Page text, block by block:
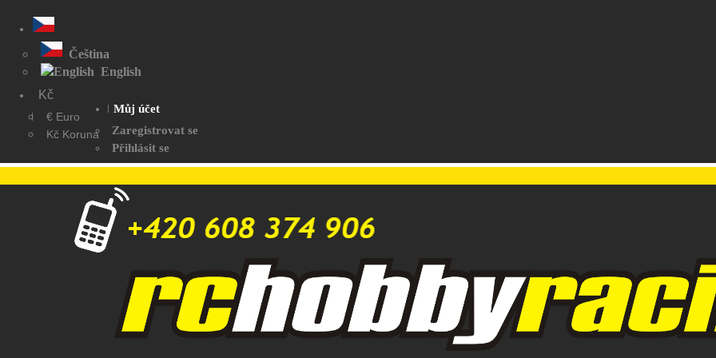
Čeština
English
Kč
€ Euro
Kč Koruna
Můj účet
Zaregistrovat se
Přihlásit se